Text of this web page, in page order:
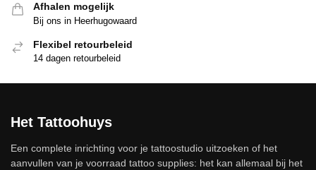
Afhalen mogelijk
Bij ons in Heerhugowaard
Flexibel retourbeleid
14 dagen retourbeleid
Het Tattoohuys
Een complete inrichting voor je tattoostudio uitzoeken of het
aanvullen van je voorraad tattoo supplies: het kan allemaal bij het